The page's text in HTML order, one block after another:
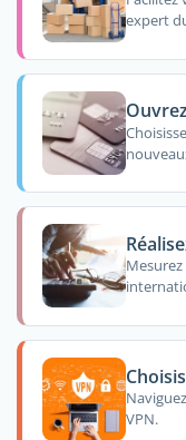
expert
VPN.